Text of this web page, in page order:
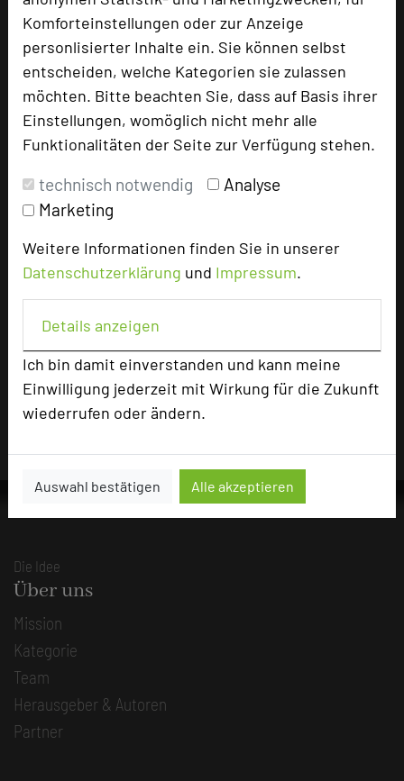
Komforteinstellungen oder zur Anzeige
personlisierter Inhalte ein. Sie können selbst
entscheiden, welche Kategorien sie zulassen
möchten. Bitte beachten Sie, dass auf Basis ihrer
Einstellungen, womöglich nicht mehr alle
Funktionalitäten der Seite zur Verfügung stehen.
technisch notwendig
Analyse
Marketing
Weitere Informationen finden Sie in unserer
Datenschutzerklärung und Impressum.
Details anzeigen
Ich bin damit einverstanden und kann meine
Einwilligung jederzeit mit Wirkung für die Zukunft
wiederrufen oder ändern.
Auswahl bestätigen Alle akzeptieren
Besonders geeignet für
Seminar, Klausur, Event
2196 Seiten dieses Hotels wurden in den
vergangenen 30 Tagen auf diesem Portal
aufgerufen.
Impressum zum Hotel
Für die Verwendung der Bilder haben die jeweiligen
Hotels die Nutzungsrechte für dieses Portal eingeräumt
und sind dafür verantwortlich.
Die Idee
Über uns
Mission
Kategorie
Team
Herausgeber & Autoren
Partner